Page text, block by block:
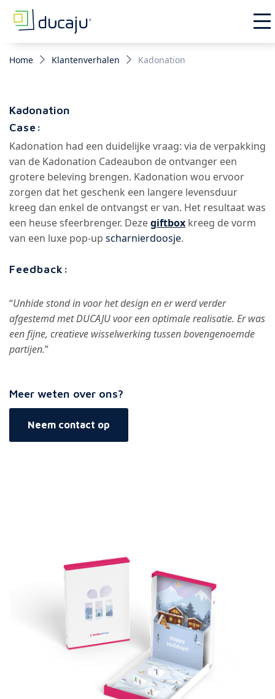
Home Klantenverhalen Kadonation
Kadonation
Case:
Kadonation had een duidelijke vraag: via de verpakking
van de Kadonation Cadeaubon de ontvanger een
grotere beleving brengen. Kadonation wou ervoor
zorgen dat het geschenk een langere levensduur
kreeg dan enkel de ontvangst er van. Het resultaat was
een heuse sfeerbrenger. Dezegiftbox kreeg de vorm
van een luxe pop-up scharnierdoosje.
Feedback:
“Unhide stond in voor het design en er werd verder
afgestemd met DUCAJU voor een optimale realisatie. Er was
een fijne, creatieve wisselwerking tussen bovengenoemde
partijen.”
Meer weten over ons?
Neem contact op